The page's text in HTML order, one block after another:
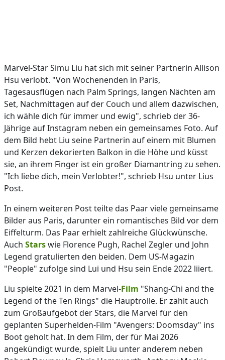
Marvel-Star Simu Liu hat sich mit seiner Partnerin Allison
Hsu verlobt. "Von Wochenenden in Paris,
Tagesausflügen nach Palm Springs, langen Nächten am
Set, Nachmittagen auf der Couch und allem dazwischen,
ich wähle dich für immer und ewig", schrieb der 36-
Jährige auf Instagram neben ein gemeinsames Foto. Auf
dem Bild hebt Liu seine Partnerin auf einem mit Blumen
und Kerzen dekorierten Balkon in die Höhe und küsst
sie, an ihrem Finger ist ein großer Diamantring zu sehen.
"Ich liebe dich, mein Verlobter!", schrieb Hsu unter Lius
Post.
In einem weiteren Post teilte das Paar viele gemeinsame
Bilder aus Paris, darunter ein romantisches Bild vor dem
Eiffelturm. Das Paar erhielt zahlreiche Glückwünsche.
Auch Starswie Florence Pugh, Rachel Zegler und John
Legend gratulierten den beiden. Dem US-Magazin
"People" zufolge sind Lui und Hsu sein Ende 2022 liiert.
Liu spielte 2021 in dem Marvel-Film "Shang-Chi and the
Legend of the Ten Rings" die Hauptrolle. Er zählt auch
zum Großaufgebot der Stars, die Marvel für den
geplanten Superhelden-Film "Avengers: Doomsday" ins
Boot geholt hat. In dem Film, der für Mai 2026
angekündigt wurde, spielt Liu unter anderem neben